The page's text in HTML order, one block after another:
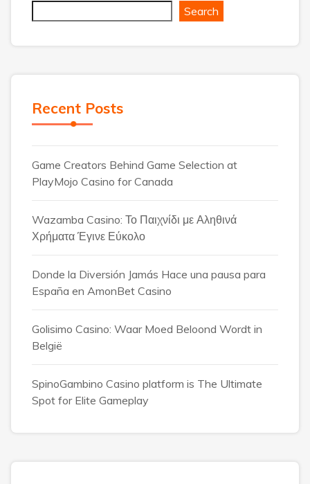
Search
Recent Posts
Game Creators Behind Game Selection at
PlayMojo Casino for Canada
Wazamba Casino: Το Παιχνίδι με Αληθινά
Χρήματα Έγινε Εύκολο
Donde la Diversión Jamás Hace una pausa para
España en AmonBet Casino
Golisimo Casino: Waar Moed Beloond Wordt in
België
SpinoGambino Casino platform is The Ultimate
Spot for Elite Gameplay